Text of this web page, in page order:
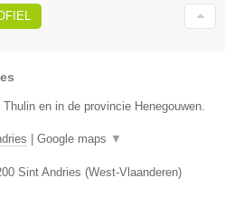
en in de provincie Henegouwen.
| Google maps ▼
Sint Andries (West-Vlaanderen)